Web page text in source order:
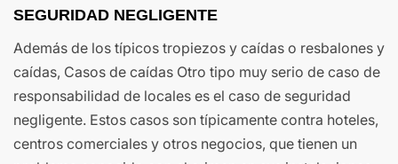
SEGURIDAD NEGLIGENTE
Además de los típicos tropiezos y caídas o resbalones y
caídas, Casos de caídas Otro tipo muy serio de caso de
responsabilidad de locales es el caso de seguridad
negligente. Estos casos son típicamente contra hoteles,
centros comerciales y otros negocios, que tienen un